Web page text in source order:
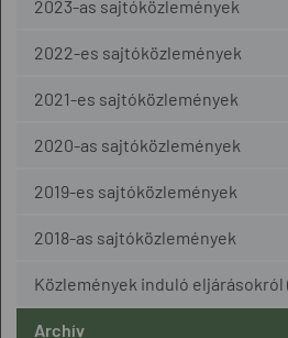
2023-as sajtóközlemények
2022-es sajtóközlemények
2021-es sajtóközlemények
2020-as sajtóközlemények
2019-es sajtóközlemények
2018-as sajtóközlemények
Közlemények induló eljárásokról
Archív